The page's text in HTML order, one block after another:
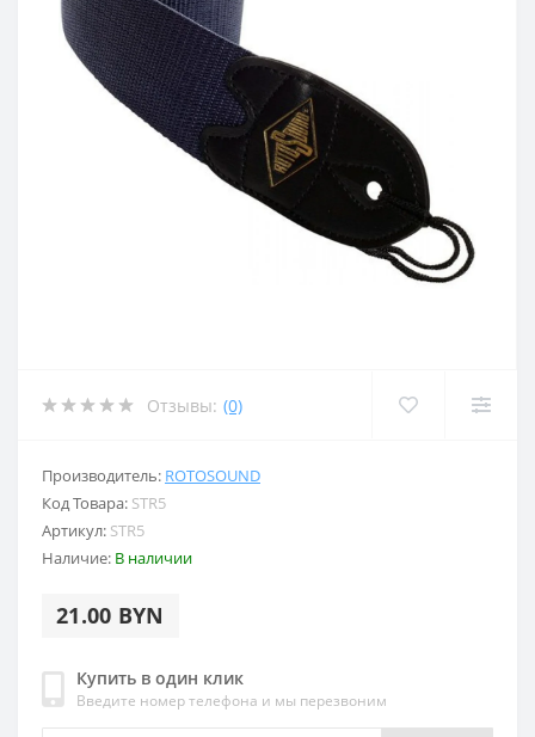
Отзывы: (0)
Производитель: ROTOSOUND
Код Товара: STR5
Артикул: STR5
Наличие: В наличии
21.00 BYN
Купить в один клик
Введите номер телефона и мы перезвоним